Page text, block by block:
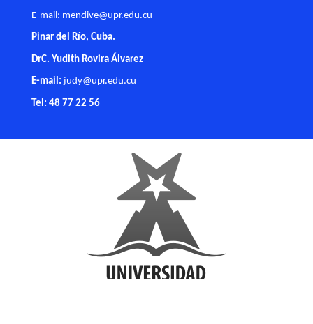
E-mail: mendive@upr.edu.cu
Pinar del Río, Cuba.
DrC. Yudith Rovira Álvarez
E-mail: judy@upr.edu.cu
Tel: 48 77 22 56